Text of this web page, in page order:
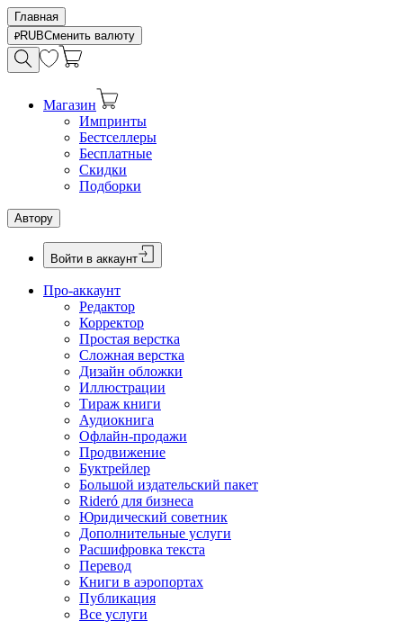
Главная
RUBСменить валюту
Магазин
Импринты
Бестселлеры
Бесплатные
Скидки
Подборки
Автору
Войти в аккаунт
Про-аккаунт
Редактор
Корректор
Простая верстка
Сложная верстка
Дизайн обложки
Иллюстрации
Тираж книги
Аудиокнига
Офлайн-продажи
Продвижение
Буктрейлер
Большой издательский пакет
Rideró для бизнеса
Юридический советник
Дополнительные услуги
Расшифровка текста
Перевод
Книги в аэропортах
Публикация
Все услуги